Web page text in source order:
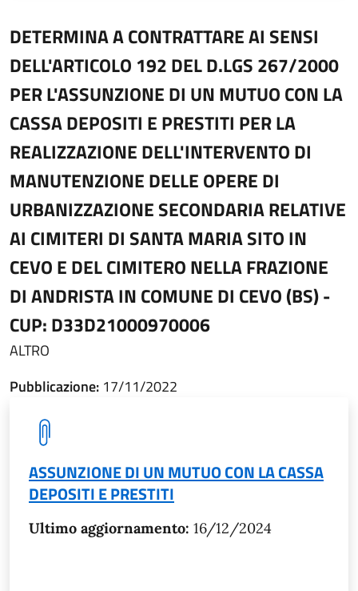
DETERMINA A CONTRATTARE AI SENSI
DELL'ARTICOLO 192 DEL D.LGS 267/2000
PER L'ASSUNZIONE DI UN MUTUO CON LA
CASSA DEPOSITI E PRESTITI PER LA
REALIZZAZIONE DELL'INTERVENTO DI
MANUTENZIONE DELLE OPERE DI
URBANIZZAZIONE SECONDARIA RELATIVE
AI CIMITERI DI SANTA MARIA SITO IN
CEVO E DEL CIMITERO NELLA FRAZIONE
DI ANDRISTA IN COMUNE DI CEVO (BS) -
CUP: D33D21000970006
ALTRO
Pubblicazione: 17/11/2022
ASSUNZIONE DI UN MUTUO CON LA CASSA
DEPOSITI E PRESTITI
Ultimo aggiornamento: 16/12/2024